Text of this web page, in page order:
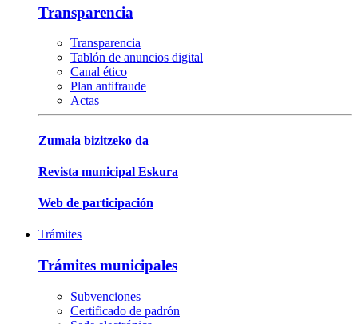
Transparencia
Transparencia
Tablón de anuncios digital
Canal ético
Plan antifraude
Actas
Zumaia bizitzeko da
Revista municipal Eskura
Web de participación
Trámites
Trámites municipales
Subvenciones
Certificado de padrón